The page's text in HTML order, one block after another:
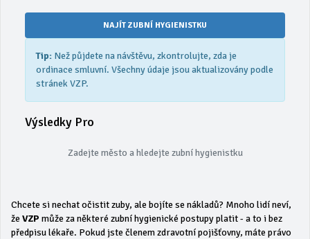
NAJÍT ZUBNÍ HYGIENISTKU
Tip: Než půjdete na návštěvu, zkontrolujte, zda je
ordinace smluvní. Všechny údaje jsou aktualizovány podle
stránek VZP.
Výsledky Pro
Zadejte město a hledejte zubní hygienistku
Chcete si nechat očistit zuby, ale bojíte se nákladů? Mnoho lidí neví,
že VZP může za některé zubní hygienické postupy platit - a to i bez
předpisu lékaře. Pokud jste členem zdravotní pojišťovny, máte právo